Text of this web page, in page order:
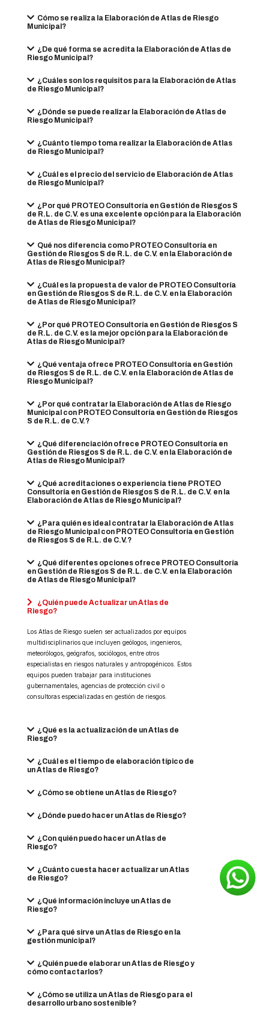
Cómo se realiza la Elaboración de Atlas de Riesgo
Municipal?
¿De qué forma se acredita la Elaboración de Atlas de
Riesgo Municipal?
¿Cuáles son los requisitos para la Elaboración de Atlas
de Riesgo Municipal?
¿Dónde se puede realizar la Elaboración de Atlas de
Riesgo Municipal?
¿Cuánto tiempo toma realizar la Elaboración de Atlas
de Riesgo Municipal?
¿Cuál es el precio del servicio de Elaboración de Atlas
de Riesgo Municipal?
¿Por qué PROTEO Consultoría en Gestión de Riesgos S
de R.L. de C.V. es una excelente opción para la Elaboración
de Atlas de Riesgo Municipal?
Qué nos diferencia como PROTEO Consultoría en
Gestión de Riesgos S de R.L. de C.V. en la Elaboración de
Atlas de Riesgo Municipal?
¿Cuál es la propuesta de valor de PROTEO Consultoría
en Gestión de Riesgos S de R.L. de C.V. en la Elaboración
de Atlas de Riesgo Municipal?
¿Por qué PROTEO Consultoría en Gestión de Riesgos S
de R.L. de C.V. es la mejor opción para la Elaboración de
Atlas de Riesgo Municipal?
¿Qué ventaja ofrece PROTEO Consultoría en Gestión
de Riesgos S de R.L. de C.V. en la Elaboración de Atlas de
Riesgo Municipal?
¿Por qué contratar la Elaboración de Atlas de Riesgo
Municipal con PROTEO Consultoría en Gestión de Riesgos
S de R.L. de C.V.?
¿Qué diferenciación ofrece PROTEO Consultoría en
Gestión de Riesgos S de R.L. de C.V. en la Elaboración de
Atlas de Riesgo Municipal?
¿Qué acreditaciones o experiencia tiene PROTEO
Consultoría en Gestión de Riesgos S de R.L. de C.V. en la
Elaboración de Atlas de Riesgo Municipal?
¿Para quién es ideal contratar la Elaboración de Atlas
de Riesgo Municipal con PROTEO Consultoría en Gestión
de Riesgos S de R.L. de C.V.?
¿Qué diferentes opciones ofrece PROTEO Consultoría
en Gestión de Riesgos S de R.L. de C.V. en la Elaboración
de Atlas de Riesgo Municipal?
¿Quién puede Actualizar un Atlas de
Riesgo?
Los Atlas de Riesgo suelen ser actualizados por equipos
multidisciplinarios que incluyen geólogos, ingenieros,
meteorólogos, geógrafos, sociólogos, entre otros
especialistas en riesgos naturales y antropogénicos. Estos
equipos pueden trabajar para instituciones
gubernamentales, agencias de protección civil o
consultoras especializadas en gestión de riesgos.
¿Qué es la actualización de un Atlas de
Riesgo?
¿Cuál es el tiempo de elaboración típico de
un Atlas de Riesgo?
¿Cómo se obtiene un Atlas de Riesgo?
¿Dónde puedo hacer un Atlas de Riesgo?
¿Con quién puedo hacer un Atlas de
Riesgo?
¿Cuánto cuesta hacer actualizar un Atlas
de Riesgo?
¿Qué información incluye un Atlas de
Riesgo?
¿Para qué sirve un Atlas de Riesgo en la
gestión municipal?
¿Quién puede elaborar un Atlas de Riesgo y
cómo contactarlos?
¿Cómo se utiliza un Atlas de Riesgo para el
desarrollo urbano sostenible?